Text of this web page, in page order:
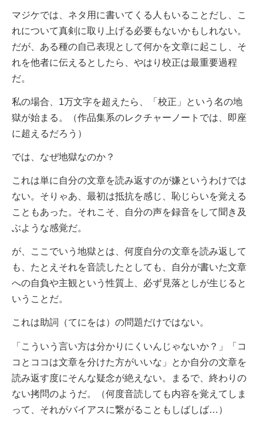
マジケでは、ネタ用に書いてくる人もいることだし、こ
れについて真剣に取り上げる必要もないかもしれない。
だが、ある種の自己表現として何かを文章に起こし、そ
れを他者に伝えるとしたら、やはり校正は最重要過程
だ。
私の場合、1万文字を超えたら、「校正」という名の地
獄が始まる。
（作品集系のレクチャーノートでは、即座
に超えるだろう）
では、なぜ地獄なのか？
これは単に自分の文章を読み返すのが嫌というわけでは
ない。 そりゃあ、最初は抵抗を感じ、恥じらいを覚える
こともあった。それこそ 、自分の声を録音をして聞き及
ぶような感覚だ。
が、ここでいう地獄とは、何度自分の文章を読み返して
も、たとえそれを音読したとしても、
自分が書いた文章
への自負や主観という性質上、必ず見落としが生じると
いうことだ。
これは助詞（てにをは）の問題だけではない。
「こういう言い方は分かりにくいんじゃないか？」「コ
コとココは文章を分けた方がいいな」とか自分の文章を
読み返す度にそんな疑念が絶えない。
まるで、終わりの
ない拷問のようだ。（何度音読しても内容を覚えてしま
って、それがバイアスに繋がることもしばしば…）